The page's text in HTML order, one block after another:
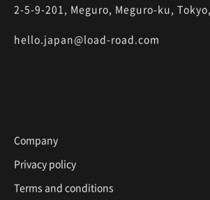
2-5-9-201, Meguro, Meguro-ku,
hello.japan@load-road.com
Company
Privacy policy
Terms and conditions